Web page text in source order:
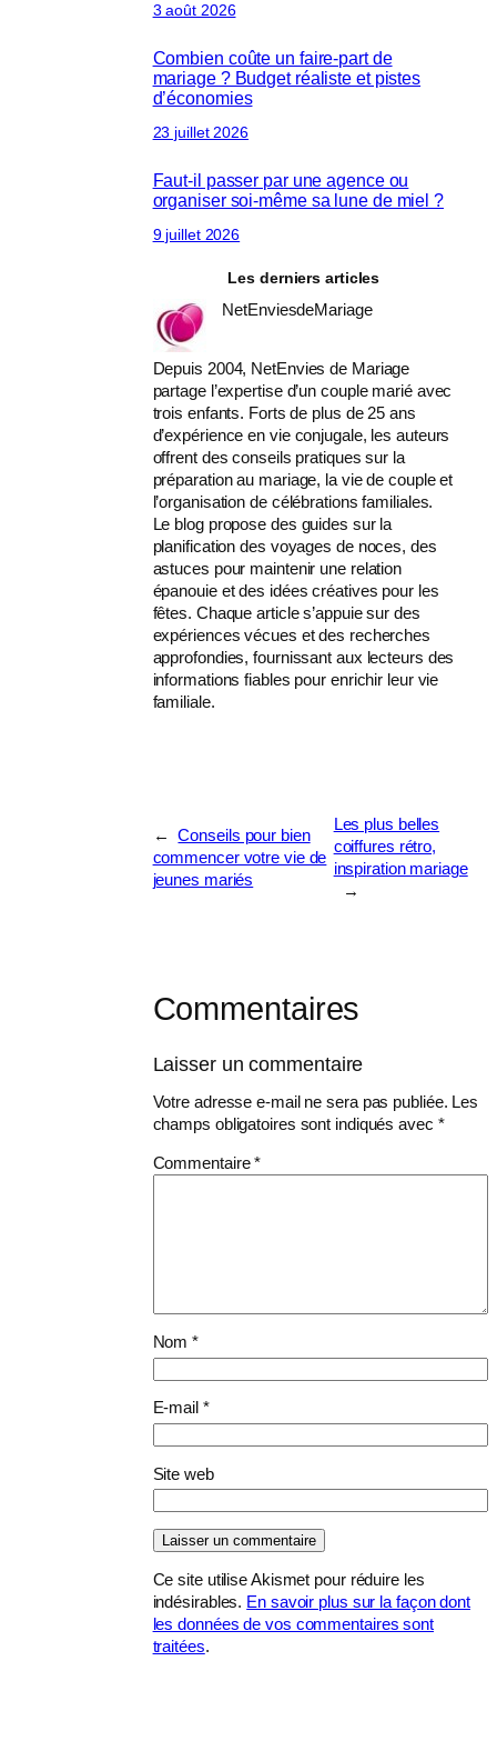
3 août 2026
Combien coûte un faire-part de
mariage ? Budget réaliste et pistes
d’économies
23 juillet 2026
Faut-il passer par une agence ou
organiser soi-même sa lune de miel ?
9 juillet 2026
Les derniers articles
NetEnviesdeMariage
Depuis 2004, NetEnvies de Mariage
partage l’expertise d’un couple marié avec
trois enfants. Forts de plus de 25 ans
d’expérience en vie conjugale, les auteurs
offrent des conseils pratiques sur la
préparation au mariage, la vie de couple et
l’organisation de célébrations familiales.
Le blog propose des guides sur la
planification des voyages de noces, des
astuces pour maintenir une relation
épanouie et des idées créatives pour les
fêtes. Chaque article s’appuie sur des
expériences vécues et des recherches
approfondies, fournissant aux lecteurs des
informations fiables pour enrichir leur vie
familiale.
←
Conseils pour bien
commencer votre vie de
jeunes mariés
Les plus belles
coiffures rétro,
inspiration mariage
→
Commentaires
Laisser un commentaire
Votre adresse e-mail ne sera pas publiée. Les
champs obligatoires sont indiqués avec *
Commentaire*
Nom*
E-mail *
Site web
Ce site utilise Akismet pour réduire les
indésirables. En savoir plus sur la façon dont
les données de vos commentaires sont
traitées.